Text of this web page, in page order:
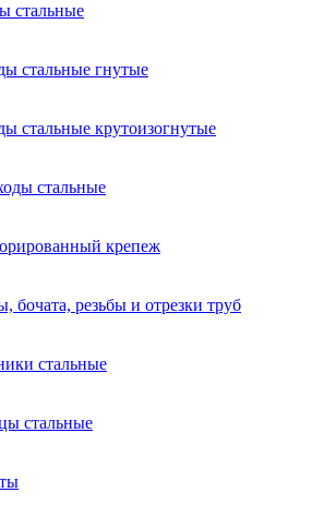
стальные
стальные гнутые
стальные крутоизогнутые
стальные
крепеж
бочата, резьбы и отрезки труб
стальные
стальные